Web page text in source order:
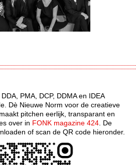
PMA, DCP, DDMA en IDEA
Dè Nieuwe Norm voor de creatieve
pitchen eerlijk, transparant en
over in FONK magazine 424. De
of scan de QR code hieronder.